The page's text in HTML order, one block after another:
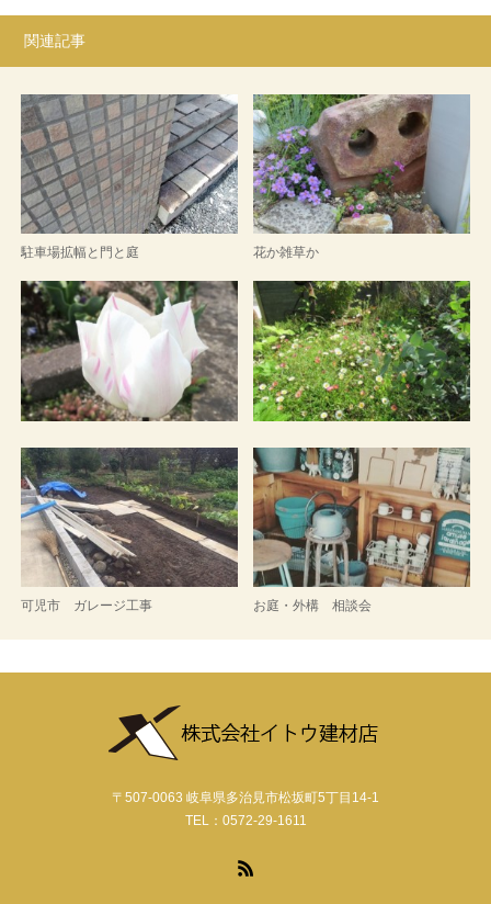
関連記事
駐車場拡幅と門と庭 花か雑草か
可児市 ガレージ工事 お庭・外構 相談会
〒507-0063 岐阜県多治見市松坂町5丁目14-1
TEL：0572-29-1611